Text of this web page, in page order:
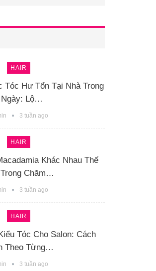
HAIR
Tóc Hư Tổn Tại Nhà Trong
Lộ…
3 tuần ago
HAIR
Khác Nhau Thế
Chăm…
3 tuần ago
HAIR
Tóc Cho Salon: Cách
Theo Từng…
3 tuần ago